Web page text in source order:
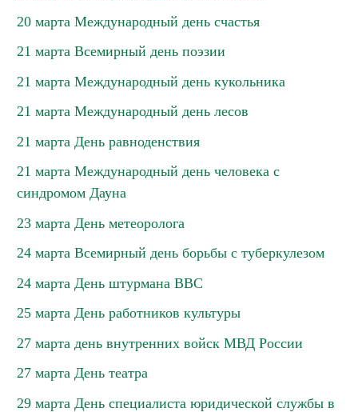
20 марта Международный день счастья
21 марта Всемирный день поэзии
21 марта Международный день кукольника
21 марта Международный день лесов
21 марта День равноденствия
21 марта Международный день человека с
синдромом Дауна
23 марта День метеоролога
24 марта Всемирный день борьбы с туберкулезом
24 марта День штурмана ВВС
25 марта День работников культуры
27 марта день внутренних войск МВД России
27 марта День театра
29 марта День специалиста юридической службы в